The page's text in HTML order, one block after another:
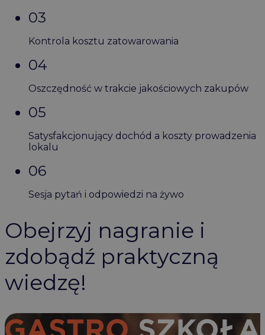
03
Kontrola kosztu zatowarowania
04
Oszczędność w trakcie jakościowych zakupów
05
Satysfakcjonujący dochód a koszty prowadzenia
lokalu
06
Sesja pytań i odpowiedzi na żywo
Obejrzyj nagranie i
zdobądź praktyczną
wiedzę!